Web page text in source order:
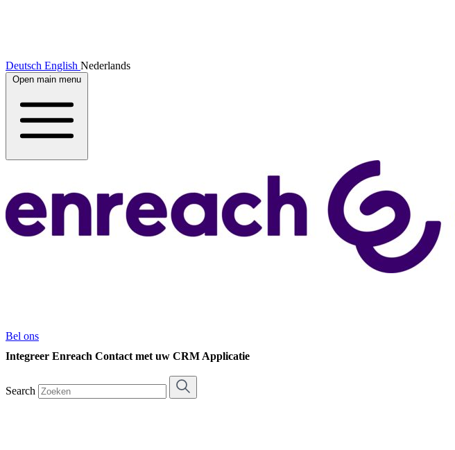
Deutsch English Nederlands
Open main menu
Bel ons
Integreer Enreach Contact met uw CRM Applicatie
Search